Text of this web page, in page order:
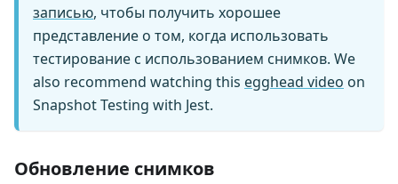
записью, чтобы получить хорошее
представление о том, когда использовать
тестирование с использованием снимков. We
also recommend watching this egghead video on
Snapshot Testing with Jest.
Обновление снимков